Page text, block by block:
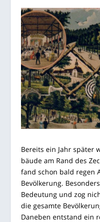
Bereits ein Jahr spä­ter
bäu­de am Rand des
fand schon bald regen
Bevöl­ke­rung.
Bedeu­tung und zog
die gesam­te
Dane­ben ent­stand ein